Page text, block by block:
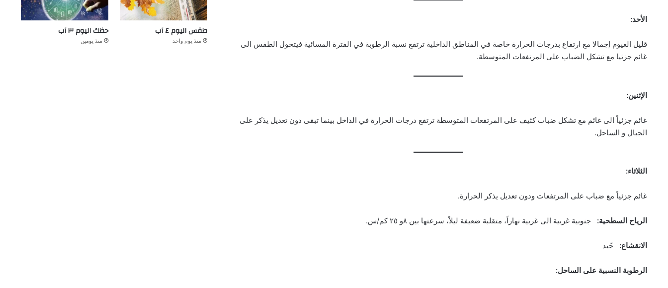
الأحد:
قليل الغيوم إجمالا مع ارتفاع بدرجات الحرارة خاصة في المناطق الداخلية ترتفع نسبة الرطوبة في الفترة المسائية فيتحول الطقس الى
غائم جزئيا مع تشكل الضباب على المرتفعات المتوسطة.
الإثنين:
غائم جزئياً الى غائم مع تشكل ضباب كثيف على المرتفعات المتوسطة ترتفع درجات الحرارة في الداخل بينما تبقى دون تعديل يذكر على
الجبال و الساحل.
الثلاثاء:
غائم جزئياً مع ضباب على المرتفعات ودون تعديل يذكر الحرارة.
الرياح السطحية: جنوبية غربية الى غربية نهاراً، متقلبة ضعيفة ليلاً، سرعتها بين ٨و ٢٥ كم/س.
الانقشاع: جّيد
الرطوبة النسبية على الساحل:
طقس اليوم ٤ آب
منذ يوم واحد
حظك اليوم ٣ آب
منذ يومين